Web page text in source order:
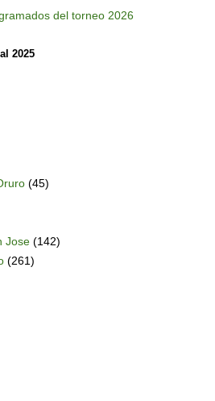
del torneo 2026
2025
(45)
Jose (142)
(261)